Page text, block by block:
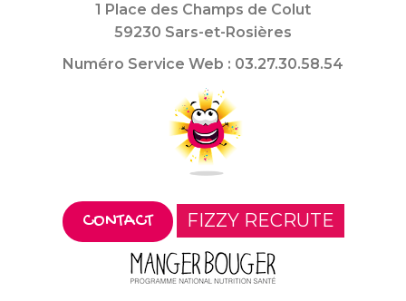
1 Place des Champs de Colut
59230 Sars-et-Rosières
Numéro Service Web : 03.27.30.58.54
CONTACT FIZZY RECRUTE